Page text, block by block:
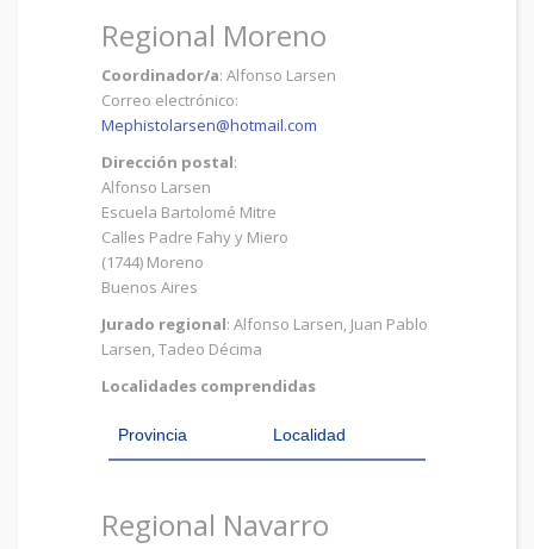
Regional Moreno
Coordinador/a: Alfonso Larsen
Correo electrónico:
Mephistolarsen@hotmail.com
Dirección postal:
Alfonso Larsen
Escuela Bartolomé Mitre
Calles Padre Fahy y Miero
(1744) Moreno
Buenos Aires
Jurado regional: Alfonso Larsen, Juan Pablo
Larsen, Tadeo Décima
Localidades comprendidas
Provincia Localidad
Regional Navarro